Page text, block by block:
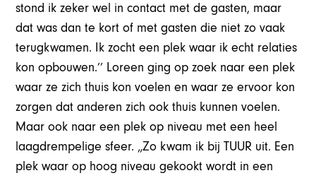
stond ik zeker wel in contact met de gasten, maar
dat was dan te kort of met gasten die niet zo vaak
terugkwamen. Ik zocht een plek waar ik echt relaties
kon opbouwen.’’ Loreen ging op zoek naar een plek
waar ze zich thuis kon voelen en waar ze ervoor kon
zorgen dat anderen zich ook thuis kunnen voelen.
Maar ook naar een plek op niveau met een heel
laagdrempelige sfeer. „Zo kwam ik bij TUUR uit. Een
plek waar op hoog niveau gekookt wordt in een